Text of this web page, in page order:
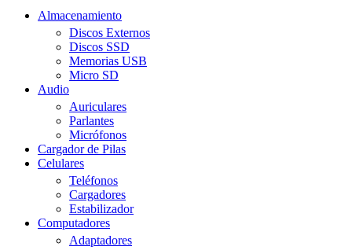
Almacenamiento
Discos Externos
Discos SSD
Memorias USB
Micro SD
Audio
Auriculares
Parlantes
Micrófonos
Cargador de Pilas
Celulares
Teléfonos
Cargadores
Estabilizador
Computadores
Adaptadores